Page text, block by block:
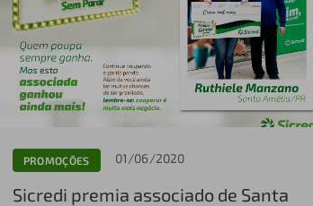
PROMOÇÕES 01/06/2020
Sicredi premia associado de Santa